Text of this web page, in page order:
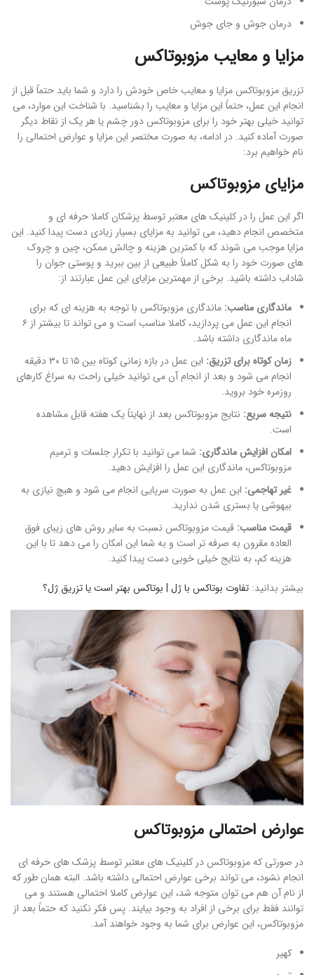
درمان جوش و جای جوش
مزایا و معایب مزوبوتاکس
تزریق مزوبوتاکس مزایا و معایب خاص خودش را دارد و شما باید حتماً قبل از
انجام این عمل، حتماً این مزایا و معایب را بشناسید. با شناخت این موارد، می
توانید خیلی بهتر خود را برای مزوبوتاکس دور چشم یا هر یک از نقاط دیگر
صورت آماده کنید. در ادامه، به صورت مختصر این مزایا و عوارض احتمالی را
نام خواهیم برد:
مزایای مزوبوتاکس
اگر این عمل را در کلینیک های معتبر توسط پزشکان کاملا حرفه ای و
متخصص انجام دهید، می توانید به مزایای بسیار زیادی دست پیدا کنید. این
مزایا موجب می شوند که با کمترین هزینه و چالش ممکن، چین و چروک
های صورت خود را به شکل کاملاً طبیعی از بین ببرید و پوستی جوان را
شاداب داشته باشید. برخی از مهمترین مزایای این عمل عبارتند از:
ماندگاری مناسب: ماندگاری مزوبوتاکس با توجه به هزینه ای که برای
انجام این عمل می پردازید، کاملا مناسب است و می تواند تا بیشتر از ۶
ماه ماندگاری داشته باشد.
زمان کوتاه برای تزریق:
این عمل در بازه زمانی کوتاه بین ۱۵ تا ۳۰ دقیقه
انجام می شود و بعد از انجام آن می توانید خیلی راحت به سراغ کارهای
روزمره خود بروید.
نتیجه سریع: نتایج مزوبوتاکس بعد از نهایتاً یک هفته قابل مشاهده
است.
امکان افزایش ماندگاری: شما می توانید با تکرار جلسات و ترمیم
مزوبوتاکس، ماندگاری این عمل را افزایش دهید.
غیر تهاجمی: این عمل به صورت سرپایی انجام می شود و هیچ نیازی به
بیهوشی یا بستری شدن ندارید.
قیمت مناسب: قیمت مزوبوتاکس نسبت به سایر روش های زیبای فوق
العاده مقرون به صرفه تر است و به شما این امکان را می دهد تا با این
هزینه کم، به نتایج خیلی خوبی دست پیدا کنید.
بیشتر بدانید: تفاوت بوتاکس با ژل | بوتاکس بهتر است یا تزریق ژل؟
عوارض احتمالی مزوبوتاکس
در صورتی که مزوبوتاکس در کلینیک های معتبر توسط پزشک های حرفه ای
انجام نشود، می تواند برخی عوارض احتمالی داشته باشد. البته همان طور که
از نام آن هم می توان متوجه شد، این عوارض کاملا احتمالی هستند و می
توانند فقط برای برخی از افراد به وجود بیایند. پس فکر نکنید که حتماً بعد از
مزوبوتاکس، این عوارض برای شما به وجود خواهند آمد.
کهیر